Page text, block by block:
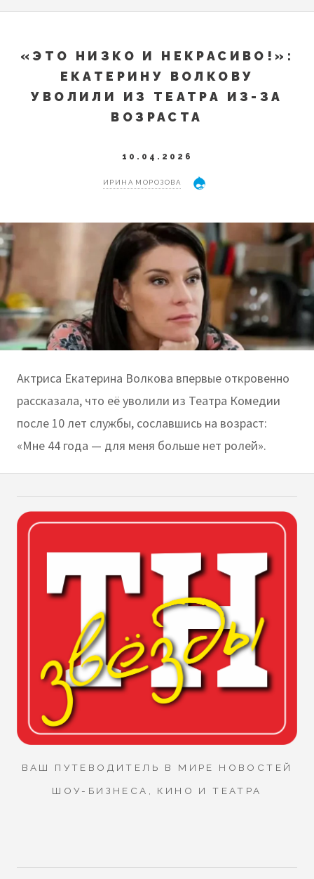
«ЭТО НИЗКО И НЕКРАСИВО!»:
ЕКАТЕРИНУ ВОЛКОВУ
УВОЛИЛИ ИЗ ТЕАТРА ИЗ-ЗА
ВОЗРАСТА
10.04.2026
ИРИНА МОРОЗОВА
Актриса Екатерина Волкова впервые откровенно
рассказала, что её уволили из Театра Комедии
после 10 лет службы, сославшись на возраст:
«Мне 44 года — для меня больше нет ролей».
ВАШ ПУТЕВОДИТЕЛЬ В МИРЕ НОВОСТЕЙ
ШОУ-БИЗНЕСА, КИНО И ТЕАТРА